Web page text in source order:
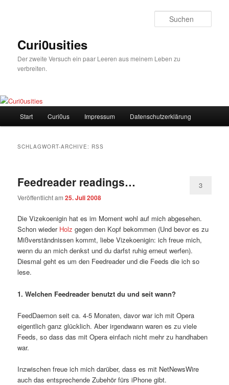
Curi0usities
Der zweite Versuch ein paar Leeren aus meinem Leben zu
verbreiten.
Start Curi0us Impressum Datenschutzerklärung
SCHLAGWORT-ARCHIVE: RSS
Feedreader readings…
Veröffentlicht am25. Juli 2008
3
Die Vizekoenigin hat es im Moment wohl auf mich abgesehen.
Schon wieder Holz gegen den Kopf bekommen (Und bevor es zu
Mißverständnissen kommt, liebe Vizekoenigin: ich freue mich,
wenn du an mich denkst und du darfst ruhig erneut werfen).
Diesmal geht es um den Feedreader und die Feeds die ich so
lese.
1. Welchen Feedreader benutzt du und seit wann?
FeedDaemon seit ca. 4-5 Monaten, davor war ich mit Opera
eigentlich ganz glücklich. Aber irgendwann waren es zu viele
Feeds, so dass das mit Opera einfach nicht mehr zu handhaben
war.
Inzwischen freue ich mich darüber, dass es mit NetNewsWire
auch das entsprechende Zubehör fürs iPhone gibt.